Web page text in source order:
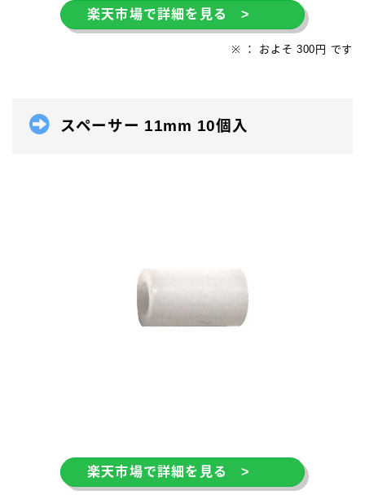
楽天市場で詳細を見る >
※ ： およそ 300円 です
スペーサー 11mm 10個入
楽天市場で詳細を見る >